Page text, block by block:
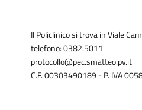
Patient Reported Outcome
valutano gli esiti delle cure
pazienti.
Si tratta quindi di una
Il Policlinico si trova in Viale
telefono: 0382.5011
protocollo@pec.smatteo.pv.it
C.F. 00303490189 - P. IVA